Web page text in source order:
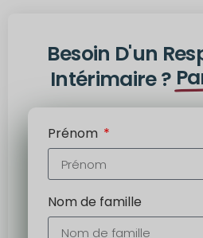
Besoin D'un
Intérimaire ?
Prénom
Nom de famille